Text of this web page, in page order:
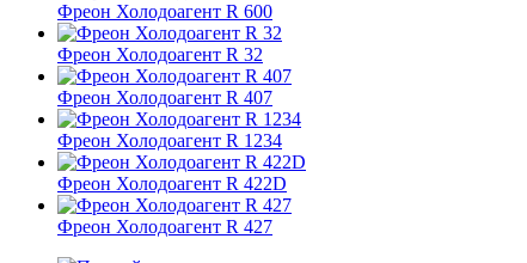
Фреон Холодоагент R 600
Фреон Холодоагент R 32
Фреон Холодоагент R 407
Фреон Холодоагент R 1234
Фреон Холодоагент R 422D
Фреон Холодоагент R 427